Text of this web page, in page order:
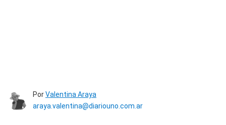
PorValentina Araya
araya.valentina@diariouno.com.ar